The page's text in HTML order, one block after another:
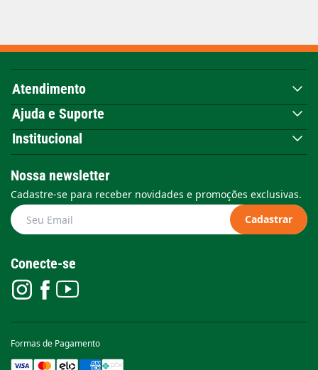
Atendimento
Ajuda e Suporte
Institucional
Nossa newsletter
Cadastre-se para receber novidades e promoções exclusivas.
Cadastrar
Conecte-se
Formas de Pagamento